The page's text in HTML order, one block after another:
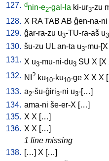
127. dnin-e2-gal-la ki-ur3-zu
128. X RA TAB AB ĝen-na-ni
129. ĝar-ra-zu u3-TU-ra-aš u3
130. šu-zu UL an-ta u3-mu-[X
131. X u3-mu-ni-du3 SU X [X
132. NI ? ku10-ku10-ge X X X [
133. a2-šu-ĝiri3-ni u3-[…]
134. ama-ni še-er-X […]
135. X X […]
136. X X […]
1 line missing
138. […] X […]